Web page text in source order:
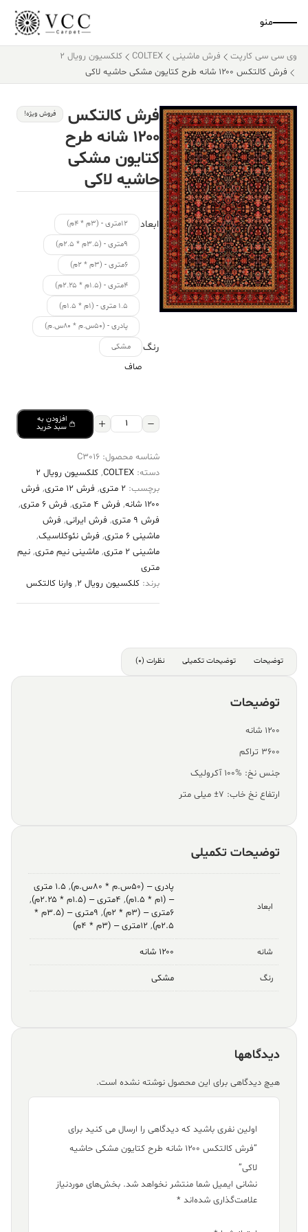
منو
وی سی سی کارپت فرش ماشینی COLTEX
کلکسیون رویال 2
فرش کالتکس ۱۲۰۰ شانه طرح کتایون مشکی حاشیه لاکی
فرش کالتکس
۱۲۰۰ شانه طرح
کتایون مشکی
حاشیه لاکی
فروش ویژه!
ابعاد
۱۲متری - (۳م * ۴م)
۹متری - (۳.۵م * ۲.۵م)
۶متری - (۳م * ۲م)
۴متری - (۱.۵م * ۲.۲۵م)
۱.۵ متری - (۱م * ۱.۵م)
پادری - (۵۰س.م * ۸۰س.م)
رنگ مشکی
صاف
فرش
۱۲۰۰
طرح
کتایون
مشکی
حاشیه
لاکی
افزودن به
سبد خرید
شناسه محصول: C3016
دسته: COLTEX
, کلکسیون رویال 2
برچسب: 2 متری , فرش 12 متری , فرش
۱۲۰۰ شانه
, فرش 4 متری , فرش 6 متری
,
فرش 9 متری
, فرش ایرانی, فرش
ماشینی 6 متری
, فرش نئوکلاسیک,
ماشینی 2 متری
, ماشینی نیم متری, نیم
متری
برند: کلکسیون رویال 2 , وارنا کالتکس
توضیحات توضیحات تکمیلی نظرات (0)
توضیحات
۱۲۰۰ شانه
۳۶۰۰ تراکم
جنس نخ: %100 آکرولیک
ارتفاع نخ خاب: ۷± میلی متر
توضیحات تکمیلی
ابعاد
پادری – (۵۰س.م * ۸۰س.م) ,
۱.۵ متری
– (۱م * ۱.۵م)
, ۴متری – (۱.۵م * ۲.۲۵م)
,
۶متری – (۳م * ۲م)
,
۹متری – (۳.۵م *
۲.۵م)
, ۱۲متری – (۳م * ۴م)
شانه ۱۲۰۰ شانه
رنگ مشکی
دیدگاهها
هیچ دیدگاهی برای این محصول نوشته نشده است.
اولین نفری باشید که دیدگاهی را ارسال می کنید برای
“فرش کالتکس ۱۲۰۰ شانه طرح کتایون مشکی حاشیه
لاکی”
نشانی ایمیل شما منتشر نخواهد شد. بخش‌های موردنیاز
علامت‌گذاری شده‌اند *